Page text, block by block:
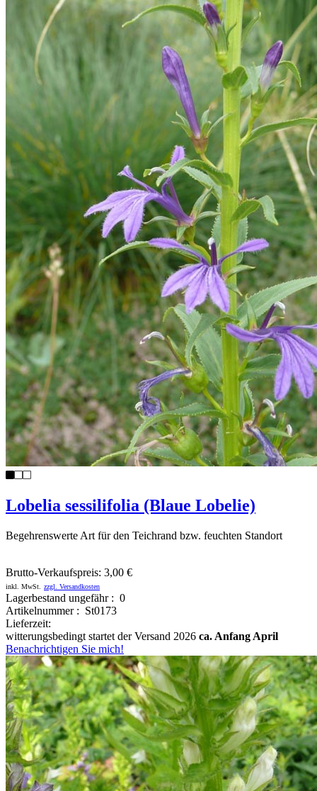
Lobelia sessilifolia (Blaue Lobelie)
Begehrenswerte Art für den Teichrand bzw. feuchten Standort
Brutto-Verkaufspreis: 3,00 €
inkl. MwSt. zzgl. Versandkosten
Lagerbestand ungefähr : 0
Artikelnummer : St0173
Lieferzeit:
witterungsbedingt startet der Versand 2026 ca. Anfang April
Benachrichtigen Sie mich!